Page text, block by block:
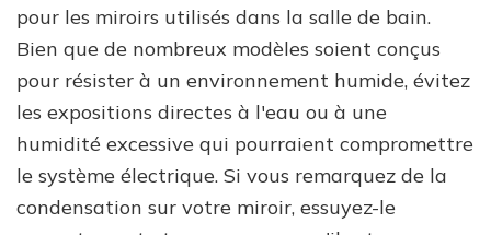
pour les miroirs utilisés dans la salle de bain.
Bien que de nombreux modèles soient conçus
pour résister à un environnement humide, évitez
les expositions directes à l'eau ou à une
humidité excessive qui pourraient compromettre
le système électrique. Si vous remarquez de la
condensation sur votre miroir, essuyez-le